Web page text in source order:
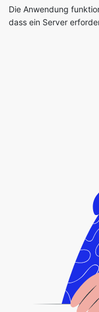
Die Anwendung
dass ein Server